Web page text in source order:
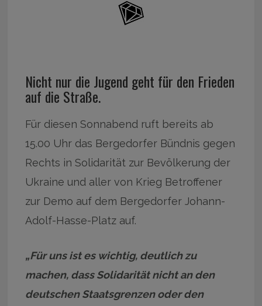
Nicht nur die Jugend geht für den Frieden
auf die Straße.
Für diesen Sonnabend ruft bereits ab
15.00 Uhr das Bergedorfer Bündnis gegen
Rechts in Solidarität zur Bevölkerung der
Ukraine und aller von Krieg Betroffener
zur Demo auf dem Bergedorfer Johann-
Adolf-Hasse-Platz auf.
„Für uns ist es wichtig, deutlich zu
machen, dass Solidarität nicht an den
deutschen Staatsgrenzen oder den